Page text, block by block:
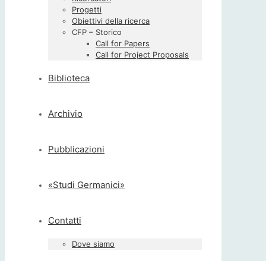
Progetti
Obiettivi della ricerca
CFP – Storico
Call for Papers
Call for Project Proposals
Biblioteca
Archivio
Pubblicazioni
«Studi Germanici»
Contatti
Dove siamo